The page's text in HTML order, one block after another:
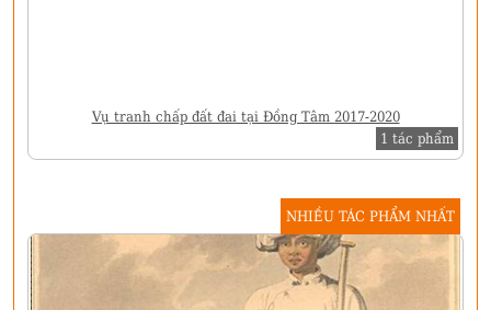
Vụ tranh chấp đất đai tại Đồng Tâm 2017-2020
1 tác phẩm
NHIỀU TÁC PHẨM NHẤT